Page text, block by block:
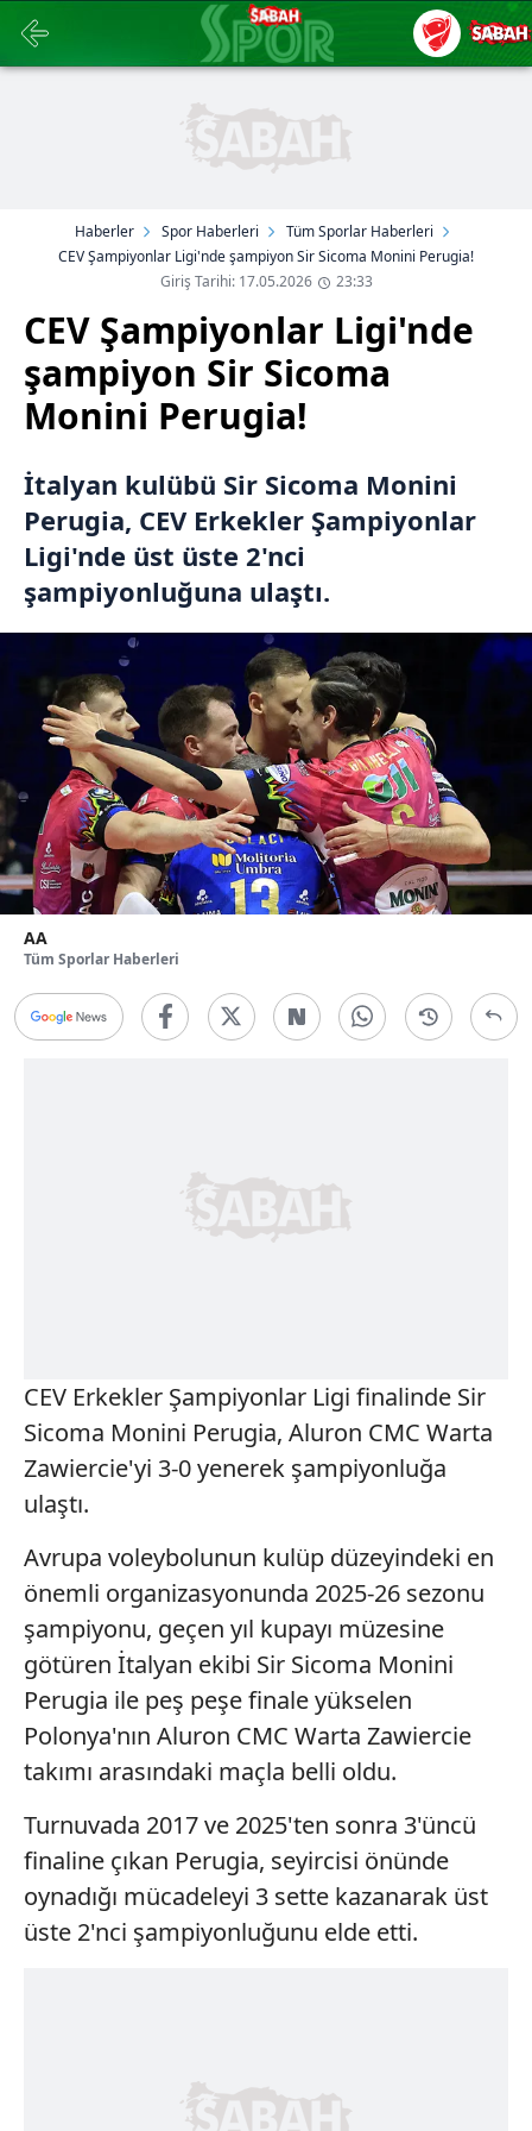
Haberler Spor Haberleri
Tüm Sporlar Haberleri
CEV Şampiyonlar Ligi'nde şampiyon Sir Sicoma Monini Perugia!
Giriş Tarihi: 17.05.2026
23:33
CEV Şampiyonlar Ligi'nde
şampiyon Sir Sicoma
Monini Perugia!
İtalyan kulübü Sir Sicoma Monini
Perugia, CEV Erkekler Şampiyonlar
Ligi'nde üst üste 2'nci
şampiyonluğuna ulaştı.
AA
Tüm Sporlar Haberleri
CEV Erkekler Şampiyonlar Ligi finalinde Sir
Sicoma Monini Perugia, Aluron CMC Warta
Zawiercie'yi 3-0 yenerek şampiyonluğa
ulaştı.
Avrupa voleybolunun kulüp düzeyindeki en
önemli organizasyonunda 2025-26 sezonu
şampiyonu, geçen yıl kupayı müzesine
götüren İtalyan ekibi Sir Sicoma Monini
Perugia ile peş peşe finale yükselen
Polonya'nın Aluron CMC Warta Zawiercie
takımı arasındaki maçla belli oldu.
Turnuvada 2017 ve 2025'ten sonra 3'üncü
finaline çıkan Perugia, seyircisi önünde
oynadığı mücadeleyi 3 sette kazanarak üst
üste 2'nci şampiyonluğunu elde etti.